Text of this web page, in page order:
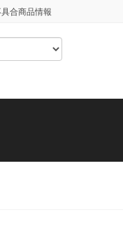
合商品情報